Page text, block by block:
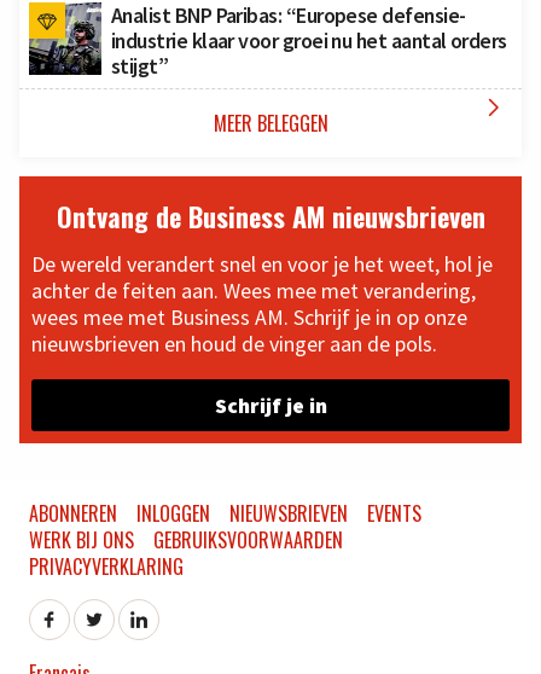
Analist BNP Paribas: “Europese defensie-
industrie klaar voor groei nu het aantal orders
stijgt”
MEER BELEGGEN 
Ontvang de Business AM nieuwsbrieven
De wereld verandert snel en voor je het weet, hol je
achter de feiten aan. Wees mee met verandering,
wees mee met Business AM. Schrijf je in op onze
nieuwsbrieven en houd de vinger aan de pols.
Schrijf je in
ABONNEREN INLOGGEN NIEUWSBRIEVEN
EVENTS
WERK BIJ ONS
GEBRUIKSVOORWAARDEN
PRIVACYVERKLARING